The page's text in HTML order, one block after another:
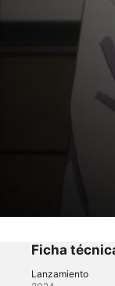
El festival
Anime ·Romance
Ficha
Lanzamiento